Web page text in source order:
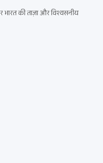
की ताज़ा और विश्वसनीय